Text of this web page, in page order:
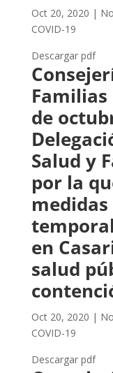
Oct 20, 2020 |
COVID-19
Descargar pdf
Familias
de
Salud y
por la
en
salud
Oct 20, 2020 |
COVID-19
Descargar pdf